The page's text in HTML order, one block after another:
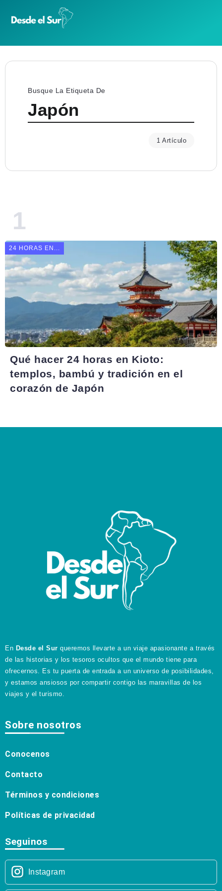
Busque La Etiqueta De
Japón
1 Artículo
24 HORAS EN...
Qué hacer 24 horas en Kioto:
templos, bambú y tradición en el
corazón de Japón
En Desde el Sur queremos llevarte a un viaje apasionante a través
de las historias y los tesoros ocultos que el mundo tiene para
ofrecernos. Es tu puerta de entrada a un universo de posibilidades,
y estamos ansiosos por compartir contigo las maravillas de los
viajes y el turismo.
Sobre nosotros
Conocenos
Contacto
Términos y condiciones
Políticas de privacidad
Seguinos
Instagram